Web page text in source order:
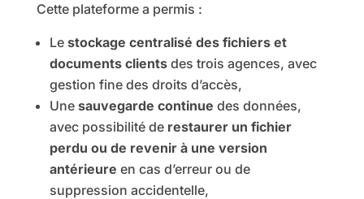
Cette plateforme a permis :
Le stockage centralisé des fichiers et
documents clientsdes trois agences, avec
gestion fine des droits d’accès,
Une sauvegarde continue des données,
avec possibilité de restaurer un fichier
perdu ou de revenir à une version
antérieure en cas d’erreur ou de
suppression accidentelle,